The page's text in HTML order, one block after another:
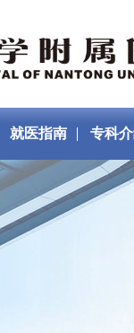
就医指南 专科